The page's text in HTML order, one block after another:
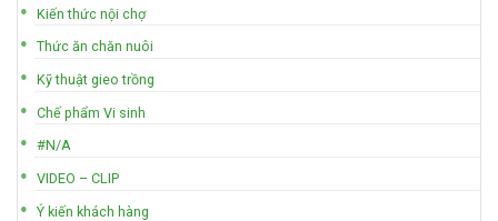
Kiến thức nội chợ
Thức ăn chăn nuôi
Kỹ thuật gieo trồng
Chế phẩm Vi sinh
#N/A
VIDEO – CLIP
Ý kiến khách hàng